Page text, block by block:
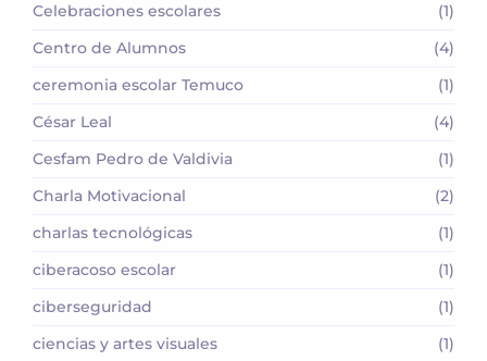
Celebraciones escolares
(1)
Centro de Alumnos
(4)
ceremonia escolar Temuco
(1)
César Leal
(4)
Cesfam Pedro de Valdivia
(1)
Charla Motivacional
(2)
charlas tecnológicas
(1)
ciberacoso escolar
(1)
ciberseguridad
(1)
ciencias y artes visuales
(1)